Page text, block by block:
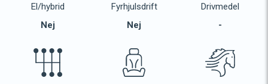
El/hybrid
Nej
Fyrhjulsdrift
Nej
Drivmedel
-